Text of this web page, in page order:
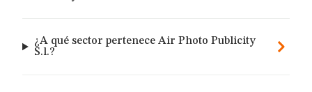
¿A qué sector pertenece Air Photo Publicity
S.l.?